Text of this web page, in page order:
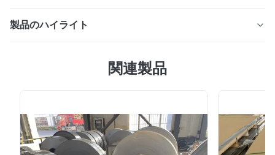
製品のハイライト
ンジニアリング業界で広く使用されている高性能金属材料
機械的強度に優れています。 この製品には両方が含まれ
ています冷間圧延および熱間圧延ステンレス鋼板、次のよ
うな表面仕上げが施されています。BA、2B、NO.4、
関連製品